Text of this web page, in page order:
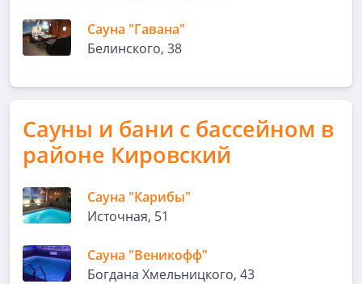
Сауна "Гавана"
Белинского, 38
Сауны и бани с бассейном в
районе Кировский
Сауна "Карибы"
Источная, 51
Сауна "Веникофф"
Богдана Хмельницкого, 43